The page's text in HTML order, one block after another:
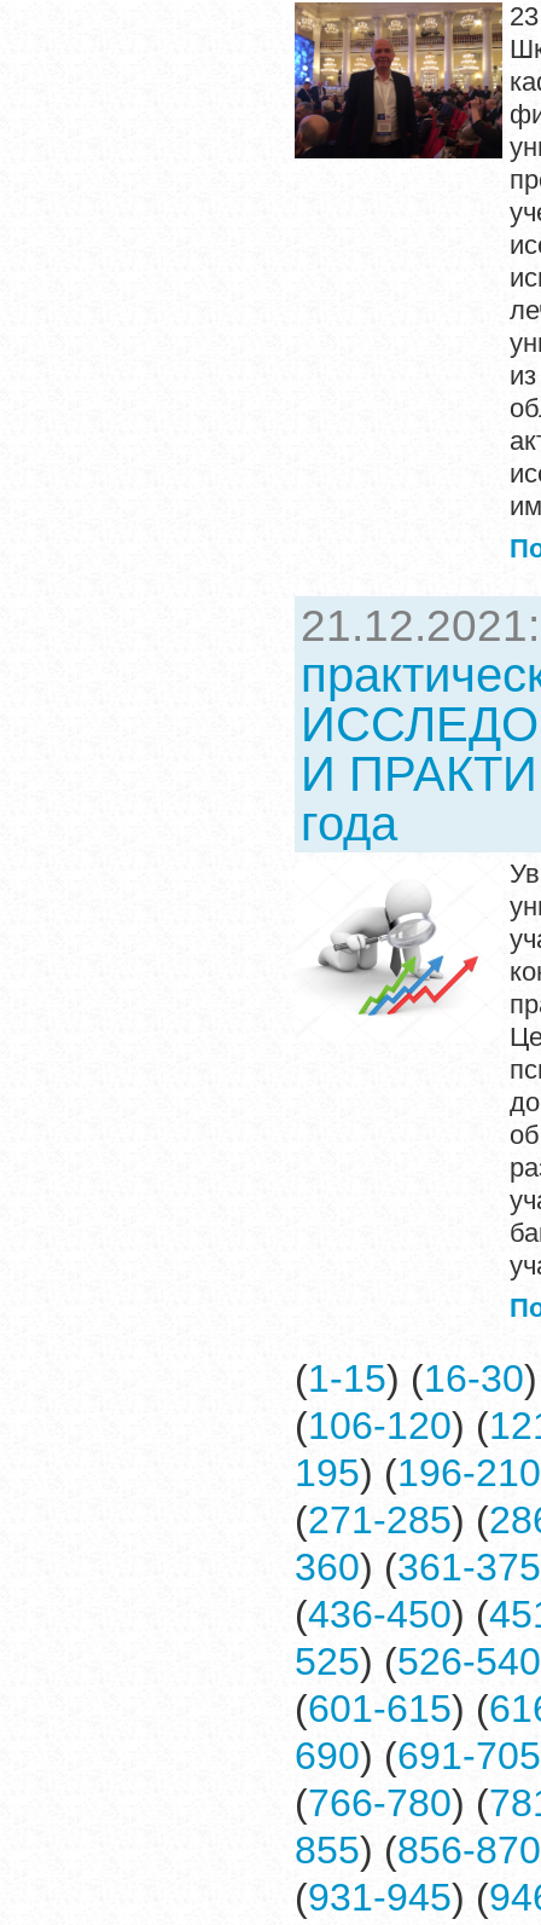
И
года
(1-15) (16-30
(106-120) (
195) (196-210
(271-285) (
360) (361-375
(436-450) (
525) (526-540
(601-615) (
690) (691-705
(766-780) (
855) (856-870
(931-945) (